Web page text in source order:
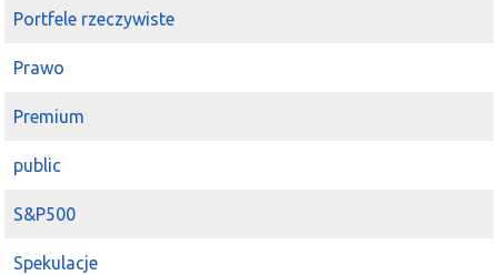
Portfele rzeczywiste
Prawo
Premium
public
S&P500
Spekulacje